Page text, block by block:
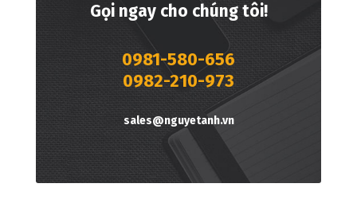
Gọi ngay cho chúng tôi!
0981-580-656
0982-210-973
sales@nguyetanh.vn